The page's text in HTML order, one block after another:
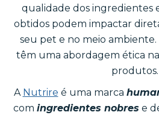
qualidade dos ingredientes
obtidos podem impactar
seu pet e no meio
têm uma abordagem ética
produtos.
A Nutrire é uma marca
com ingredientes nobres e